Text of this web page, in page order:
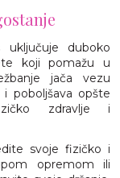
uključuje duboko
koji pomažu u
jača vezu
poboljšava opšte
zdravlje i
svoje fizičko i
opremom ili